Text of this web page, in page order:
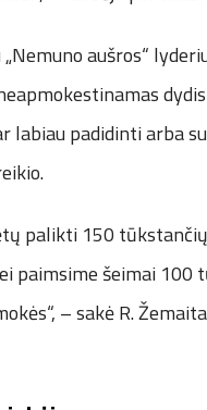
aušros“
labiau padidinti arba
palikti 150
paimsime šeimai
– sakė R.